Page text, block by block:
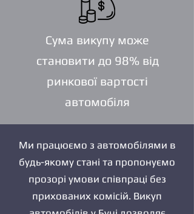
Сума викупу може
становити до 98% від
ринкової вартості
автомобіля
Ми працюємо з автомобілями в
будь-якому стані та пропонуємо
прозорі умови співпраці без
прихованих комісій. Викуп